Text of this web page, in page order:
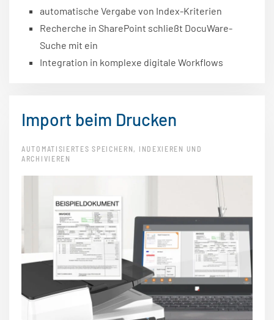
automatische Vergabe von Index-Kriterien
Recherche in SharePoint schließt DocuWare-
Suche mit ein
Integration in komplexe digitale Workflows
Import beim Drucken
AUTOMATISIERTES SPEICHERN, INDEXIEREN UND
ARCHIVIEREN